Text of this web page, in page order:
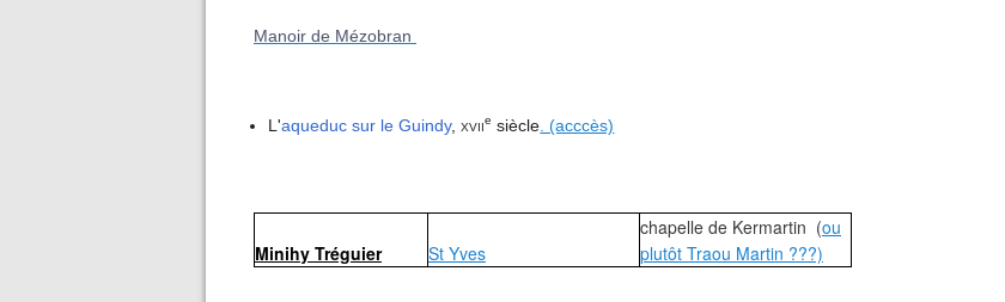
Manoir de Mézobran
L'aqueduc sur le Guindy, xviie siècle . (acccès)
Minihy Tréguier St Yves
chapelle de Kermartin (ou
plutôt Traou Martin ???)